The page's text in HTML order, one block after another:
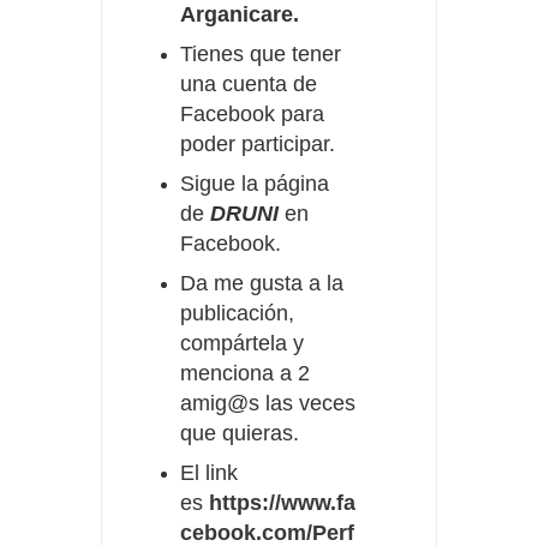
Arganicare.
Tienes que tener
una cuenta de
Facebook para
poder participar.
Sigue la página
de DRUNI en
Facebook.
Da me gusta a la
publicación,
compártela y
menciona a 2
amig@s las veces
que quieras.
El link
es https://www.fa
cebook.com/Perf